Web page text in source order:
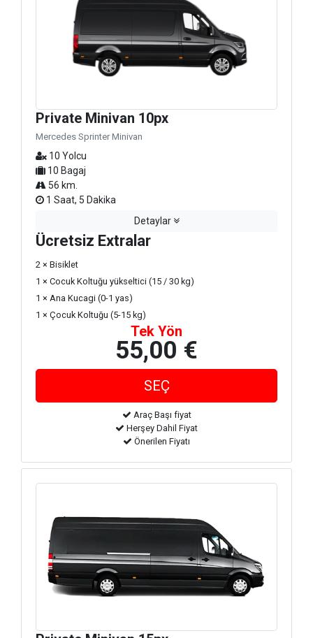
Private Minivan 10px
Mercedes Sprinter Minivan
10 Yolcu
10 Bagaj
56 km.
1 Saat, 5 Dakika
Detaylar
Ücretsiz Extralar
2 × Bisiklet
1 × Cocuk Koltuğu yükseltici (15 / 30 kg)
1 × Ana Kucagi (0-1 yas)
1 × Çocuk Koltuğu (5-15 kg)
Tek Yön
55,00 €
Araç Başı fiyat
Herşey Dahil Fiyat
Önerilen Fiyatı